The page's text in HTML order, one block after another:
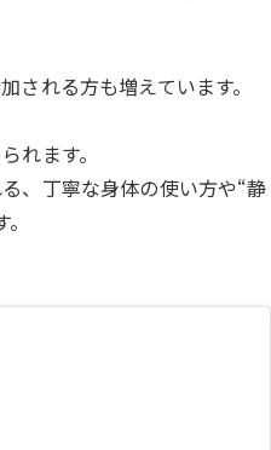
される方も増えています。
れます。
、丁寧な身体の使い方や“静